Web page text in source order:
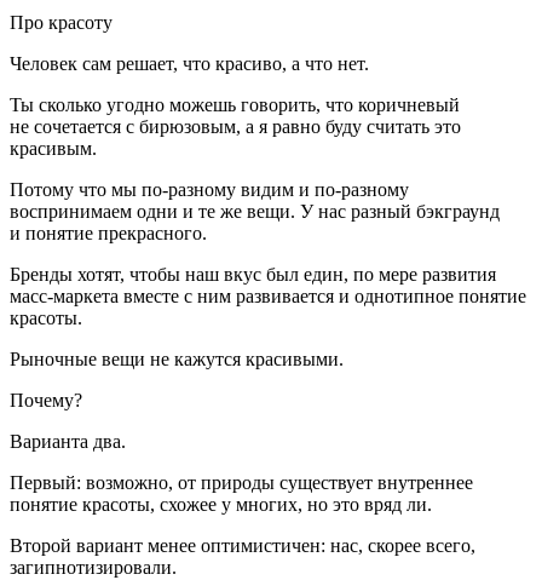
Про красоту
Человек сам решает, что красиво, а что нет.
Ты сколько угодно можешь говорить, что коричневый
не сочетается с бирюзовым, а я равно буду считать это
красивым.
Потому что мы по-разному видим и по-разному
воспринимаем одни и те же вещи. У нас разный бэкграунд
и понятие прекрасного.
Бренды хотят, чтобы наш вкус был един, по мере развития
масс-маркета вместе с ним развивается и однотипное понятие
красоты.
Рыночные вещи не кажутся красивыми.
Почему?
Варианта два.
Первый: возможно, от природы существует внутреннее
понятие красоты, схожее у многих, но это вряд ли.
Второй вариант менее оптимистичен: нас, скорее всего,
загипнотизировали.